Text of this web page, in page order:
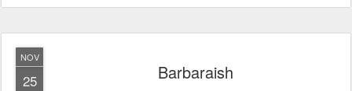
NOV
25 Barbaraish